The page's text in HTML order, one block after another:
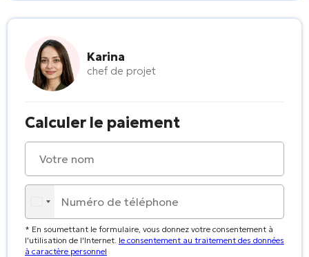
Karina
chef de projet
Calculer le paiement
* En soumettant le formulaire, vous donnez votre consentement à
l'utilisation de l'Internet. le consentement au traitement des données
à caractère personnel